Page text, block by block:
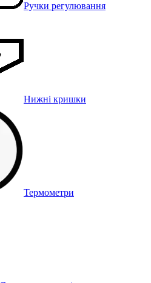
Ручки регулювання
Нижні кришки
Термометри